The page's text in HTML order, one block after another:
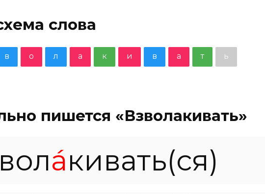
слова
в о л а к и в а т ь
пишется «Взволакивать»
а́кивать(ся)